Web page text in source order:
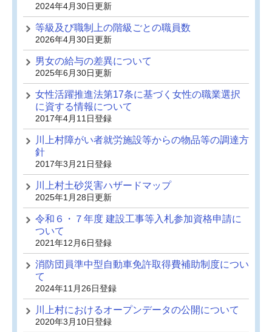
2024年4月30日更新
等級及び職制上の階級ごとの職員数
2026年4月30日更新
男女の給与の差異について
2025年6月30日更新
女性活躍推進法第17条に基づく女性の職業選択
に資する情報について
2017年4月11日登録
川上村障がい者就労施設等からの物品等の調達方
針
2017年3月21日登録
川上村土砂災害ハザードマップ
2025年1月28日更新
令和６・７年度 建設工事等入札参加資格申請に
ついて
2021年12月6日登録
消防団員準中型自動車免許取得費補助制度につい
て
2024年11月26日登録
川上村におけるオープンデータの公開について
2020年3月10日登録